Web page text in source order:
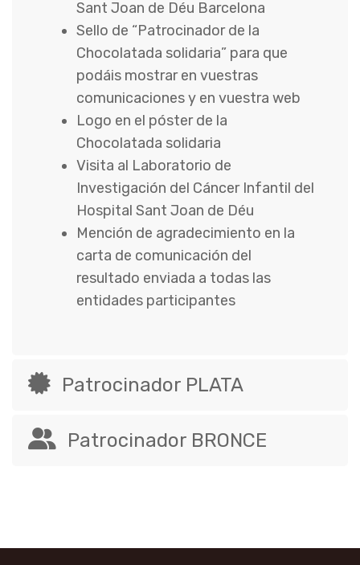
Sant Joan de Déu Barcelona
Sello de “Patrocinador de la
Chocolatada solidaria” para que
podáis mostrar en vuestras
comunicaciones y en vuestra web
Logo en el póster de la
Chocolatada solidaria
Visita al Laboratorio de
Investigación del Cáncer Infantil del
Hospital Sant Joan de Déu
Mención de agradecimiento en la
carta de comunicación del
resultado enviada a todas las
entidades participantes
Patrocinador PLATA
Patrocinador BRONCE